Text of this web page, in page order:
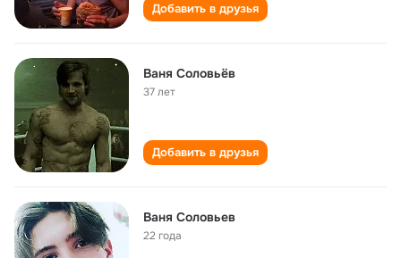
Добавить в друзья
Ваня Соловьёв
37 лет
Добавить в друзья
Ваня Соловьев
22 года